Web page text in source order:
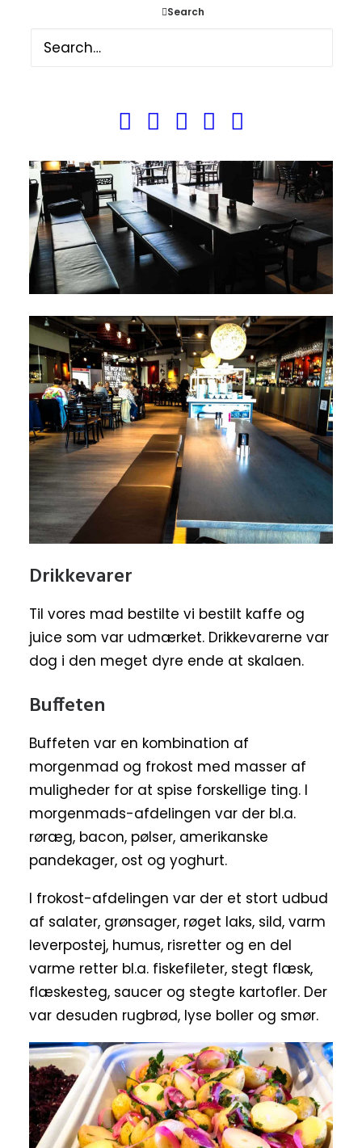
Search
Drikkevarer
Til vores mad bestilte vi bestilt kaffe og
juice som var udmærket. Drikkevarerne var
dog i den meget dyre ende at skalaen.
Buffeten
Buffeten var en kombination af
morgenmad og frokost med masser af
muligheder for at spise forskellige ting. I
morgenmads-afdelingen var der bl.a.
røræg, bacon, pølser, amerikanske
pandekager, ost og yoghurt.
I frokost-afdelingen var der et stort udbud
af salater, grønsager, røget laks, sild, varm
leverpostej, humus, risretter og en del
varme retter bl.a. fiskefileter, stegt flæsk,
flæskesteg, saucer og stegte kartofler. Der
var desuden rugbrød, lyse boller og smør.